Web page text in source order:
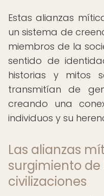
Estas alianzas
un sistema de
miembros de la
sentido de
historias y mitos
transmitían de
creando una
individuos y su
Las alianzas
surgimiento
civilizaciones